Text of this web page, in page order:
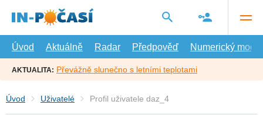
hlavní
Úvod
Aktuálně Radar Předpověď Numerický model
AKTUALITA: Převážně slunečno s letními teplotami
Úvod Uživatelé Profil uživatele daz_4